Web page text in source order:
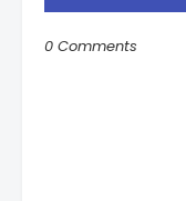
0 Comments